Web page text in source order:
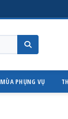
MÙA PHỤNG VỤ